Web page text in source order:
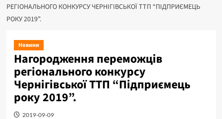
РЕГІОНАЛЬНОГО КОНКУРСУ ЧЕРНІГІВСЬКОЇ ТТП “ПІДПРИЄМЕЦЬ
РОКУ 2019”.
Новини
Нагородження переможців
регіонального конкурсу
Чернігівської ТТП “Підприємець
року 2019”.
2019-09-09